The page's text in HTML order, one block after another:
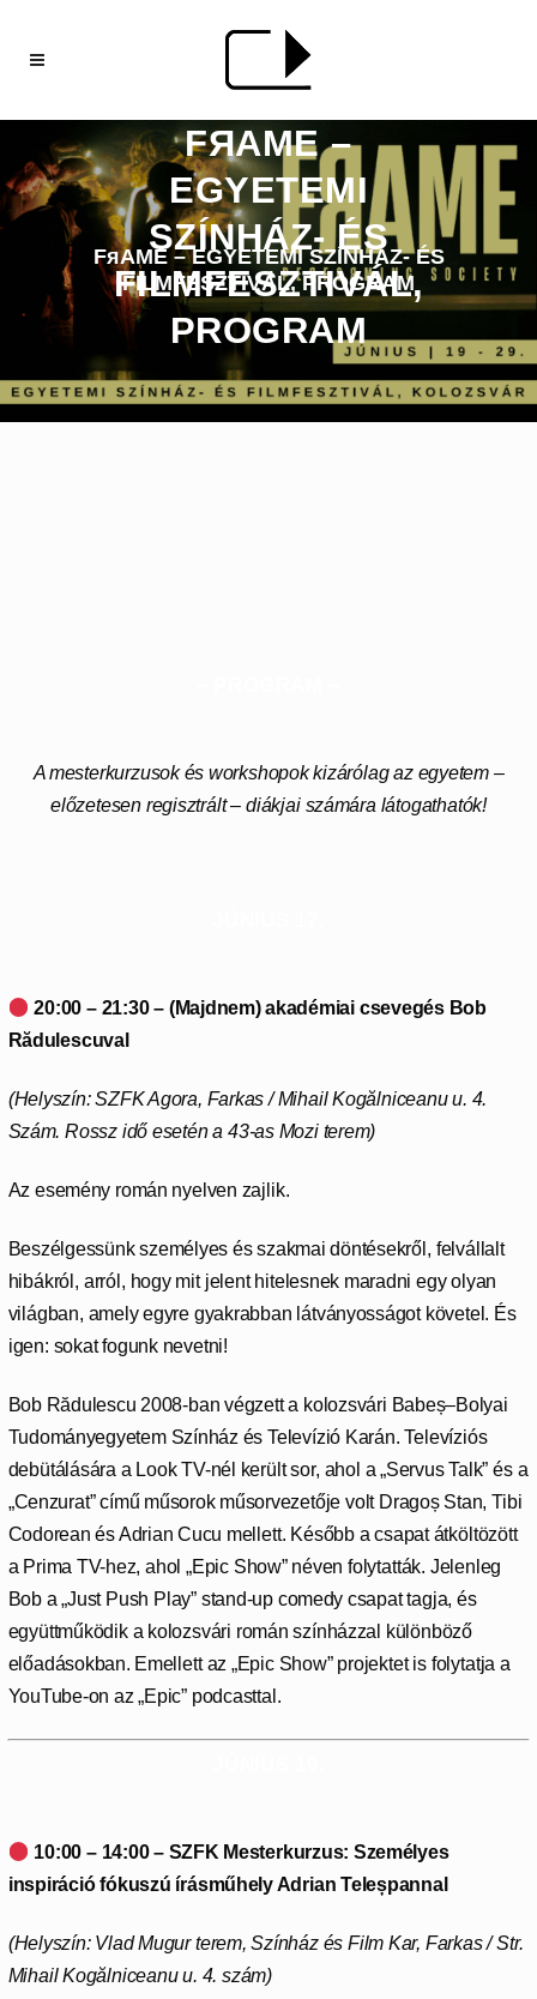
FЯAME –
EGYETEMI
SZÍNHÁZ- ÉS
FILMFESZTIVÁL,
PROGRAM
FяAME – EGYETEMI SZÍNHÁZ- ÉS
FILMFESZTIVÁL, PROGRAM
A mesterkurzusok és workshopok kizárólag az egyetem –
előzetesen regisztrált – diákjai számára látogathatók!
20:00 – 21:30 – (Majdnem) akadémiai csevegés Bob
Rădulescuval
(Helyszín: SZFK Agora, Farkas / Mihail Kogălniceanu u. 4.
Szám. Rossz idő esetén a 43-as Mozi terem)
Az esemény román nyelven zajlik.
Beszélgessünk személyes és szakmai döntésekről, felvállalt
hibákról, arról, hogy mit jelent hitelesnek maradni egy olyan
világban, amely egyre gyakrabban látványosságot követel. És
igen: sokat fogunk nevetni!
Bob Rădulescu 2008-ban végzett a kolozsvári Babeș–Bolyai
Tudományegyetem Színház és Televízió Karán. Televíziós
debütálására a Look TV-nél került sor, ahol a „Servus Talk” és a
„Cenzurat” című műsorok műsorvezetője volt Dragoș Stan, Tibi
Codorean és Adrian Cucu mellett. Később a csapat átköltözött
a Prima TV-hez, ahol „Epic Show” néven folytatták. Jelenleg
Bob a „Just Push Play” stand-up comedy csapat tagja, és
együttműködik a kolozsvári román színházzal különböző
előadásokban. Emellett az „Epic Show” projektet is folytatja a
YouTube-on az „Epic” podcasttal.
10:00 – 14:00 – SZFK Mesterkurzus: Személyes
inspiráció fókuszú írásműhely Adrian Teleșpannal
(Helyszín: Vlad Mugur terem, Színház és Film Kar, Farkas / Str.
Mihail Kogălniceanu u. 4. szám)